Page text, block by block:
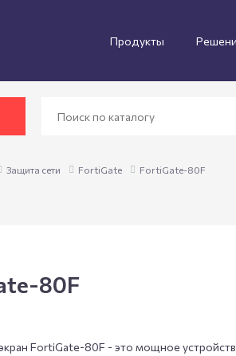
Продукты
Защита сети FortiGate FortiGate-80F
80F
FortiGate-80F - это мощное